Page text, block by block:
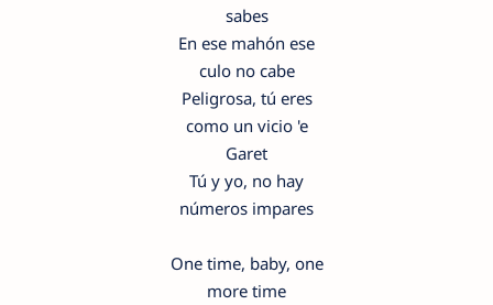
sabes
En ese mahón ese
culo no cabe
Peligrosa, tú eres
como un vicio 'e
Garet
Tú y yo, no hay
números impares
One time, baby, one
more time